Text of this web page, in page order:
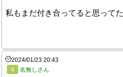
私もまだ付き合ってると思ってた
2024/01/23 20:43
4
名無しさん